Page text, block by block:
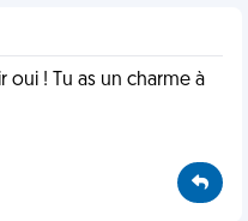
oui ! Tu as un charme à